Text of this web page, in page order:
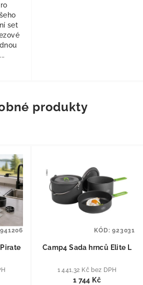
set
produkty
941206
Camp4 Sada hrnců Elite L
1 441,32 Kč bez DPH
1 744 Kč
KÓD:923031